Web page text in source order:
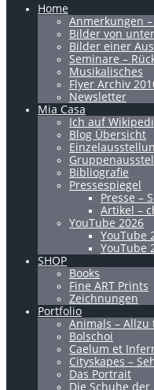
Home
Anmerkungen
Bilder von
Bilder einer
Seminare –
Musikalisches
Flyer Archiv
Newsletter
Mia Casa
Ich auf
Blog Übersicht
Bibliografie
Pressespiegel
Presse –
Artikel –
YouTube 2026
YouTube
YouTube
SHOP
Books
Fine ART Prints
Zeichnungen
Portfolio
Animals – Allzu
Bolschoi
Caelum et
Cityskapes –
Das Portrait
Die Schuhe der